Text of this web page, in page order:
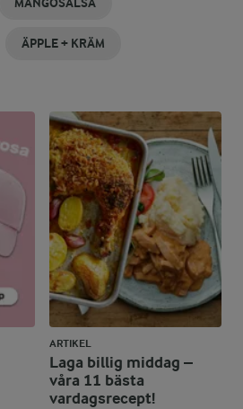
MANGOSALSA
ÄPPLE + KRÄM
ARTIKEL
Laga billig middag –
våra 11 bästa
vardagsrecept!